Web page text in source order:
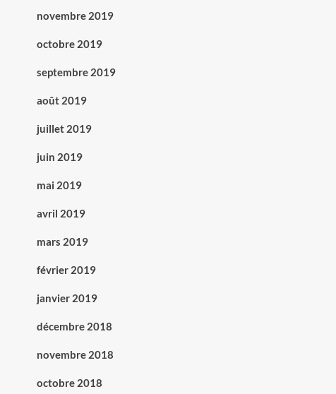
novembre 2019
octobre 2019
septembre 2019
août 2019
juillet 2019
juin 2019
mai 2019
avril 2019
mars 2019
février 2019
janvier 2019
décembre 2018
novembre 2018
octobre 2018